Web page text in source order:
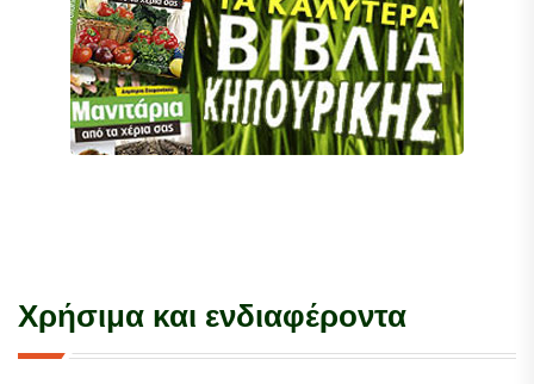
Χρήσιμα και ενδιαφέροντα